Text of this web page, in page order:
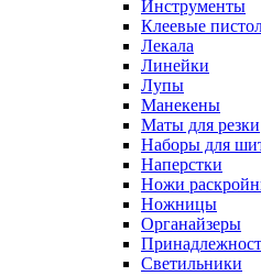
Инструменты
Клеевые
Лекала
Линейки
Лупы
Манекены
Маты для резки
Наборы для
Наперстки
Ножи
Ножницы
Органайзеры
Светильники